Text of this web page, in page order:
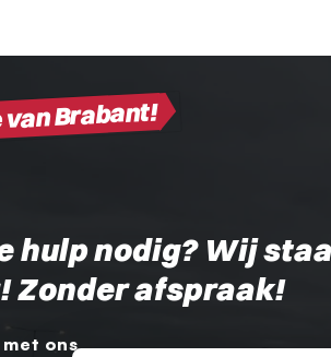
hulp nodig? Wij
Zonder afspraak!
met ons
Brabant!